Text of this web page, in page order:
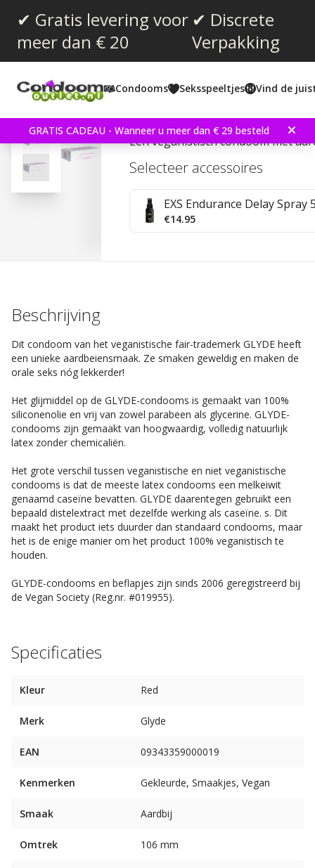
✔ Gratis levering voor
meer dan € 20
✔ Discrete
Verpakking
Condooms Seksspeeltjes Vind de
GRATIS CADEAU - Wanneer u meer dan € 29 besteld
Gemiddelde beoordeling:
4.7 aantal stemmen:
Glyde Strawberry 100
Een veganistisch condoom met
Selecteer accessoires
EXS Endurance Delay Spray
€14.95
Beschrijving
Dit condoom van het veganistische fair-trademerk GLYDE heeft
een unieke aardbeiensmaak. Ze smaken geweldig en maken de
orale seks nóg lekkerder!
Het glijmiddel op de GLYDE-condooms is gemaakt van 100%
siliconenolie en vrij van zowel parabeen als glycerine. GLYDE-
condooms zijn gemaakt van hoogwaardig, volledig natuurlijk
latex zonder chemicaliën.
Het grote verschil tussen veganistische en niet veganistische
condooms is dat de meeste latex condooms een melkeiwit
genaamd caseïne bevatten. GLYDE daarentegen gebruikt een
bepaald distelextract met dezelfde werking als caseïne. s. Dit
maakt het product iets duurder dan standaard condooms, maar
het is de enige manier om het product 100% veganistisch te
houden.
GLYDE-condooms en beflapjes zijn sinds 2006 geregistreerd bij
de Vegan Society (Reg.nr. #019955).
Specificaties
Kleur Red
Merk Glyde
EAN 09343359000019
Kenmerken Gekleurde, Smaakjes, Vegan
Smaak Aardbij
Omtrek 106 mm